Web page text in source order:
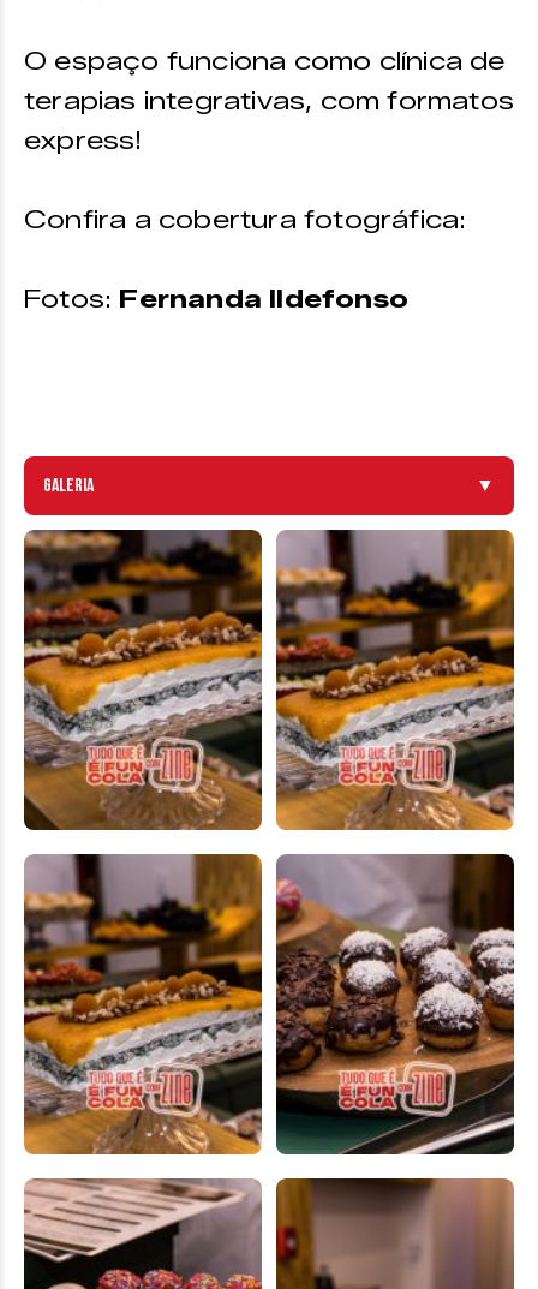
O espaço funciona como clínica de
terapias integrativas, com formatos
express!
Confira a cobertura fotográfica:
Fotos: Fernanda Ildefonso
Galeria ▼